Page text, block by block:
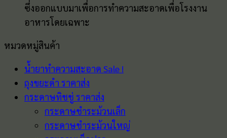
ซึ่งออกแบบมาเพื่อการทำความสะอาดเพื่อโรงงาน
อาหารโดยเฉพาะ
หมวดหมู่สินค้า
น้ำยาทำความสะอาด Sale !
ถุงขยะดำ ราคาส่ง
กระดาษทิชชู่ ราคาส่ง
กระดาษชำระม้วนเล็ก
กระดาษชำระม้วนใหญ่